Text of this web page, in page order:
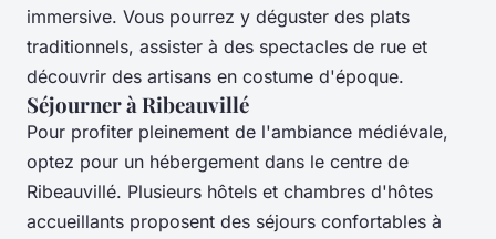
immersive. Vous pourrez y déguster des plats
traditionnels, assister à des spectacles de rue et
découvrir des artisans en costume d'époque.
Séjourner à Ribeauvillé
Pour profiter pleinement de l'ambiance médiévale,
optez pour un hébergement dans le centre de
Ribeauvillé. Plusieurs hôtels et chambres d'hôtes
accueillants proposent des séjours confortables à